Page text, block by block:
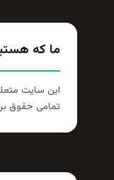
ما که
این سایت
تمامی حقوق